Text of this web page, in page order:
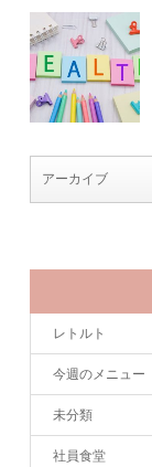
レトルト
今週のメニュー
未分類
社員食堂